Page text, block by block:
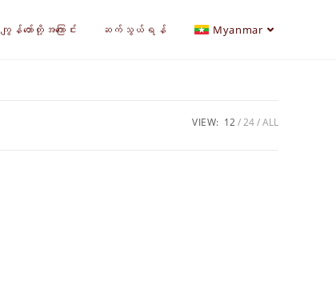
ကျွန်တော်တို့အကြောင်း ဆက်သွယ်ရန် Myanmar
VIEW: 12 24 ALL